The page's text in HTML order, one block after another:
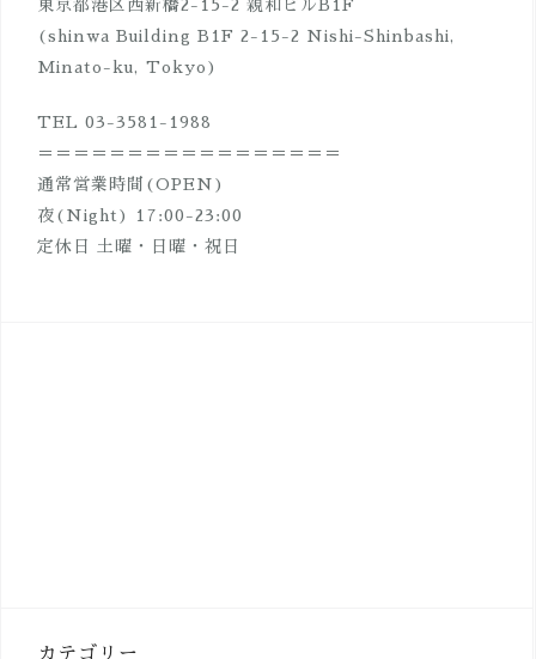
ン
東京都港区西新橋2-15-2 親和ビルB1F
(shinwa Building B1F 2-15-2 Nishi-Shinbashi,
Minato-ku, Tokyo)
TEL 03-3581-1988
＝＝＝＝＝＝＝＝＝＝＝＝＝＝＝＝＝
通常営業時間(OPEN)
夜(Night) 17:00-23:00
定休日 土曜・日曜・祝日
カテゴリー